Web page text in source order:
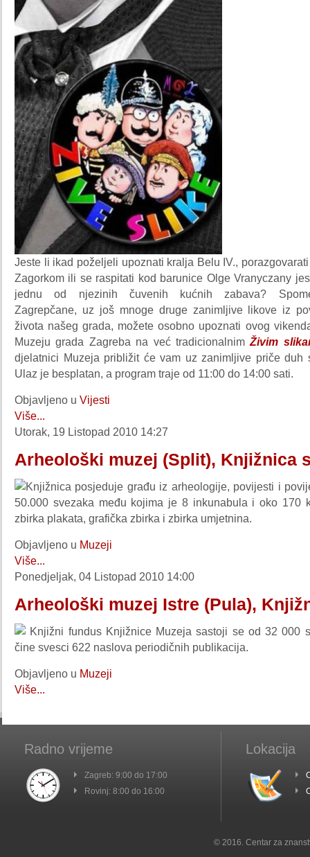
Jeste li ikad poželjeli upoznati kralja Belu IV.,
Zagorkom ili se raspitati kod barunice Olge Vranyczany
jednu od njezinih čuvenih kućnih zabava?
Zagrepčane, uz još mnoge druge zanimljive likove iz
života našeg grada, možete osobno upoznati ovog
Muzeju grada Zagreba na već tradicionalnimŽivim
djelatnici Muzeja približit će vam uz zanimljive priče duh
Ulaz je besplatan, a program traje od 11:00 do 14:00 sati.
Objavljeno u Vijesti
Više...
Utorak, 19 Listopad 2010 14:27
Arheološki muzej (Split), Knjižnica
Knjižnica posjeduje građu iz arheologije, povijesti i
50.000 svezaka među kojima je 8 inkunabula i oko 170
zbirka plakata, grafička zbirka i zbirka umjetnina.
Objavljeno u Muzeji
Više...
Ponedjeljak, 04 Listopad 2010 14:00
Arheološki muzej Istre (Pula),
Knjižni fundus Knjižnice Muzeja sastoji se od 32 000
čine svesci 622 naslova periodičnih publikacija.
Objavljeno u Muzeji
Više...
Radno vrijeme
Zagreb: 9:00 do 17:00
Rovinj: 8:00 do 16:00
Lokacija
© 2016. Centar za